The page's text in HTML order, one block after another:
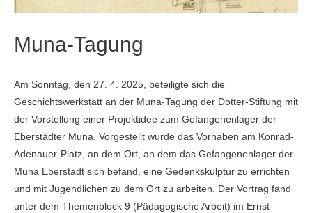
Muna-Tagung
Am Sonntag, den 27. 4. 2025, beteiligte sich die
Geschichtswerkstatt an der Muna-Tagung der Dotter-Stiftung mit
der Vorstellung einer Projektidee zum Gefangenenlager der
Eberstädter Muna. Vorgestellt wurde das Vorhaben am Konrad-
Adenauer-Platz, an dem Ort, an dem das Gefangenenlager der
Muna Eberstadt sich befand, eine Gedenkskulptur zu errichten
und mit Jugendlichen zu dem Ort zu arbeiten. Der Vortrag fand
unter dem Themenblock 9 (Pädagogische Arbeit) im Ernst-